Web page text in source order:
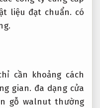
liệu đạt chuẩn. có
cần khoảng cách
gian. đa dạng cửa
gỗ walnut thường